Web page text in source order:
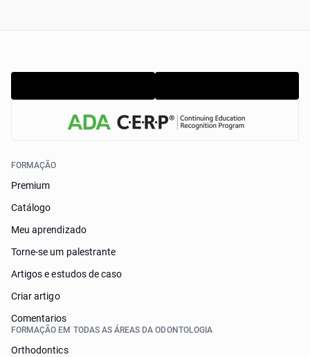
FORMAÇÃO
Premium
Catálogo
Meu aprendizado
Torne-se um palestrante
Artigos e estudos de caso
Criar artigo
Comentarios
FORMAÇÃO EM TODAS AS ÁREAS DA ODONTOLOGIA
Orthodontics